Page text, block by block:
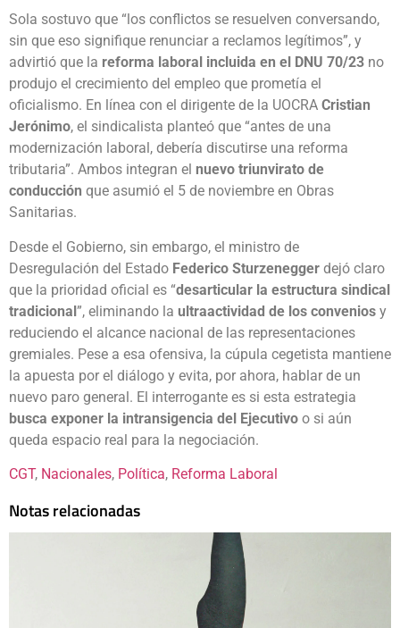
Sola sostuvo que “los conflictos se resuelven conversando,
sin que eso signifique renunciar a reclamos legítimos”, y
advirtió que la reforma laboral incluida en el DNU 70/23 no
produjo el crecimiento del empleo que prometía el
oficialismo. En línea con el dirigente de la UOCRA Cristian
Jerónimo, el sindicalista planteó que “antes de una
modernización laboral, debería discutirse una reforma
tributaria”. Ambos integran el nuevo triunvirato de
conducción que asumió el 5 de noviembre en Obras
Sanitarias.
Desde el Gobierno, sin embargo, el ministro de
Desregulación del Estado Federico Sturzenegger dejó claro
que la prioridad oficial es “desarticular la estructura sindical
tradicional”, eliminando la ultraactividad de los convenios y
reduciendo el alcance nacional de las representaciones
gremiales. Pese a esa ofensiva, la cúpula cegetista mantiene
la apuesta por el diálogo y evita, por ahora, hablar de un
nuevo paro general. El interrogante es si esta estrategia
busca exponer la intransigencia del Ejecutivo o si aún
queda espacio real para la negociación.
CGT, Nacionales, Política, Reforma Laboral
Notas relacionadas